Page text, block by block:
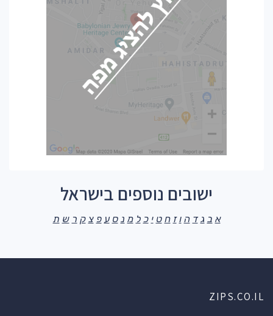
ישובים נוספים בישראל
א ב ג ד ה ו ז ח ט י כ ל מ נ ס ע פ צ ק ר ש ת
ZIPS.CO.IL